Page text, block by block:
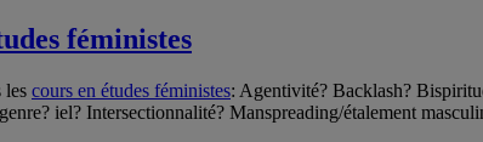
féministes
les cours en études féministes: Agentivité? Backlash?
iel? Intersectionnalité? Manspreading/étalement